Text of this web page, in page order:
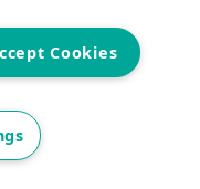
Cookies